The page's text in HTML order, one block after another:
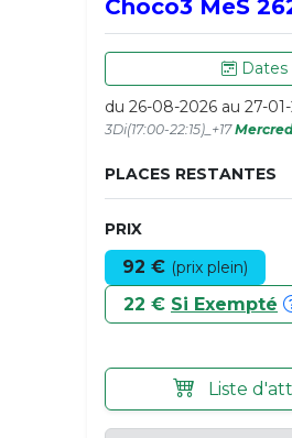
Choco3 MeS
Dates
du 26-08-2026 au 27-
3Di(17:00-22:15)_+17
PLACES RESTANTES
PRIX
92 € (prix plein)
22 € Si Exempté
Liste